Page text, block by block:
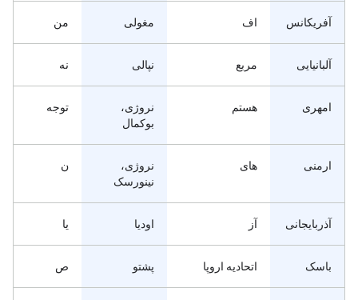
آفریکانس اف مغولی من
آلبانیایی مربع نپالی نه
امهری هستم
نروژی،
بوکمال
توجه
ارمنی های
نروژی،
نینورسک
ن
آذربایجانی آز اودیا یا
باسک اتحادیه اروپا پشتو ص